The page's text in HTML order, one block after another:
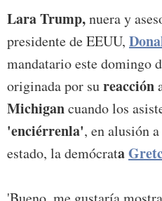
Lara Trump,nuera y
presidente de EEUU,
mandatario este domingo
originada por sureacción
Michigancuando los
'enciérrenla', en alusión
estado, la demócrata